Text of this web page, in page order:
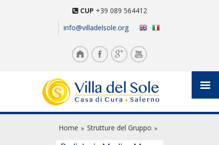
CUP +39 089 564412
info@villadelsole.org
Home Strutture del Gruppo